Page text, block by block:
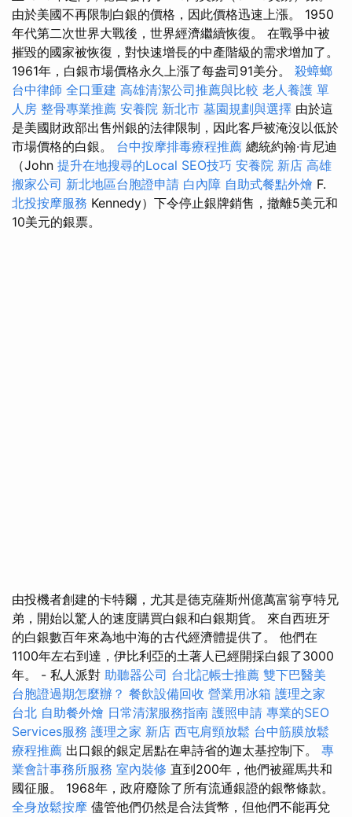
由於美國不再限制白銀的價格，因此價格迅速上漲。 1950
年代第二次世界大戰後，世界經濟繼續恢復。 在戰爭中被
摧毀的國家被恢復，對快速增長的中產階級的需求增加了。
1961年，白銀市場價格永久上漲了每盎司91美分。 殺蟑螂
台中律師 全口重建 高雄清潔公司推薦與比較 老人養護 單
人房 整骨專業推薦 安養院 新北市 墓園規劃與選擇 由於這
是美國財政部出售州銀的法律限制，因此客戶被淹沒以低於
市場價格的白銀。 台中按摩排毒療程推薦 總統約翰·肯尼迪
（John 提升在地搜尋的Local SEO技巧 安養院 新店 高雄
搬家公司 新北地區台胞證申請 白內障 自助式餐點外燴 F.
北投按摩服務 Kennedy）下令停止銀牌銷售，撤離5美元和
10美元的銀票。
由投機者創建的卡特爾，尤其是德克薩斯州億萬富翁亨特兄
弟，開始以驚人的速度購買白銀和白銀期貨。 來自西班牙
的白銀數百年來為地中海的古代經濟體提供了。 他們在
1100年左右到達，伊比利亞的土著人已經開採白銀了3000
年。 - 私人派對 助聽器公司 台北記帳士推薦 雙下巴醫美
台胞證過期怎麼辦？ 餐飲設備回收 營業用冰箱 護理之家
台北 自助餐外燴 日常清潔服務指南 護照申請 專業的SEO
Services服務 護理之家 新店 西屯肩頸放鬆 台中筋膜放鬆
療程推薦 出口銀的銀定居點在卑詩省的迦太基控制下。 專
業會計事務所服務 室內裝修 直到200年，他們被羅馬共和
國征服。 1968年，政府廢除了所有流通銀證的銀幣條款。
全身放鬆按摩 儘管他們仍然是合法貨幣，但他們不能再兌